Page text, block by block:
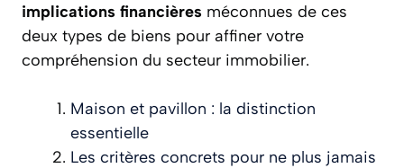
implications financières méconnues de ces
deux types de biens pour affiner votre
compréhension du secteur immobilier.
Maison et pavillon : la distinction
essentielle
Les critères concrets pour ne plus jamais